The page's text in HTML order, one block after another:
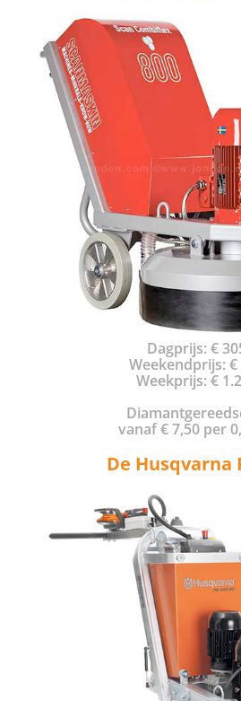
Dagprijs: €
Weekendprijs: €
Weekprijs: €
vanaf € 7,50 per
De Husqvarna